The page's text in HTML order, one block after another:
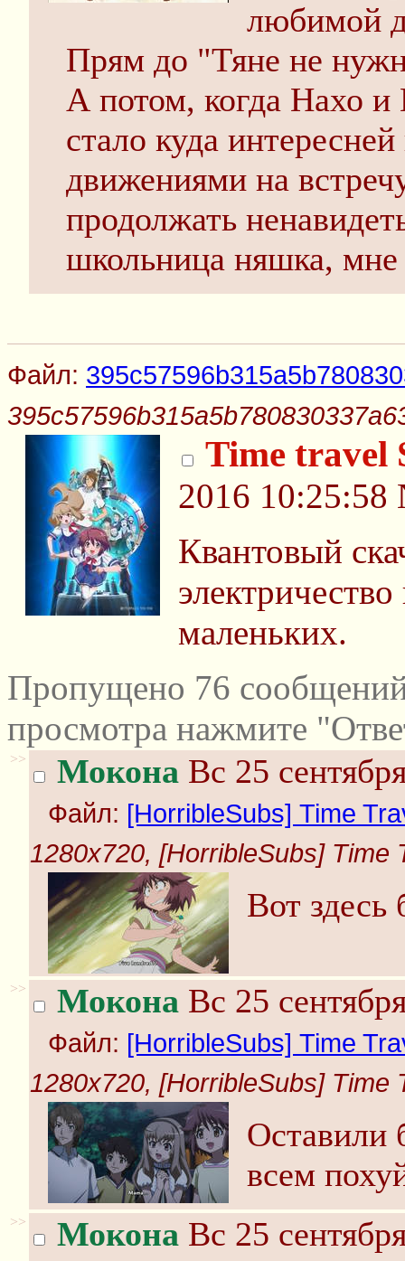
любимой
Прям до "Тяне не
А потом, когда Нахо и
стало куда
движениями на
продолжать
школьница няшка,
Файл:
Time travel
2016 10:25:58
Квантовый
маленьких.
Пропущено 76
просмотра нажмите
>> Мокона Вс 25
Файл: [HorribleSubs] Time
1280x720, [HorribleSubs] Time
Вот
>> Мокона Вс 25
Файл: [HorribleSubs] Time
1280x720, [HorribleSubs] Time
Оставили
всем
>> Мокона Вс 25